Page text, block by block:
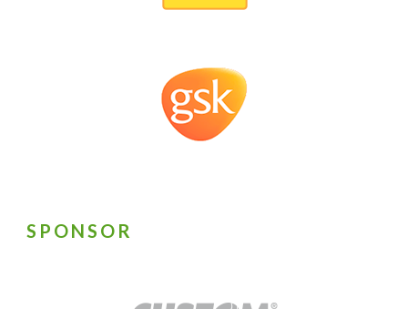
SPONSOR